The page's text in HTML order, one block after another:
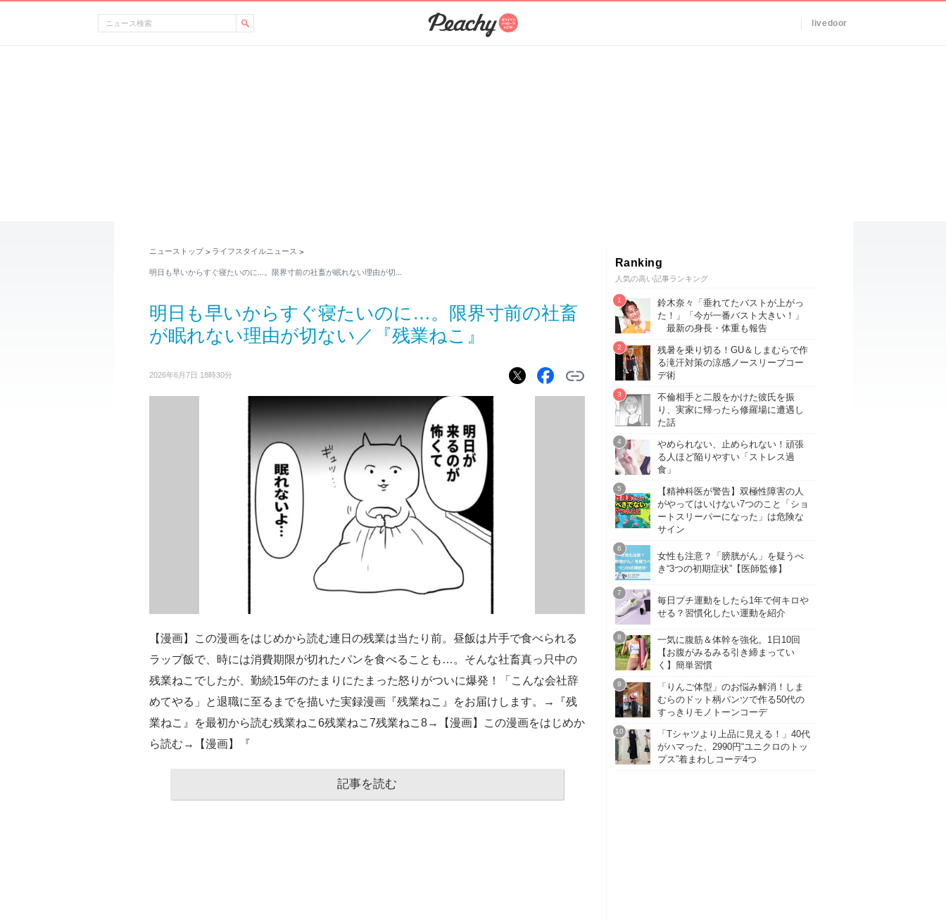
livedoor
ニューストップ > ライフスタイルニュース >
明日も早いからすぐ寝たいのに…。限界寸前の社畜が眠れない理由が切…
明日も早いからすぐ寝たいのに…。限界寸前の社畜
が眠れない理由が切ない／『残業ねこ』
2026年6月7日 18時30分
【漫画】この漫画をはじめから読む連日の残業は当たり前。昼飯は片手で食べられる
ラップ飯で、時には消費期限が切れたパンを食べることも…。そんな社畜真っ只中の
残業ねこでしたが、勤続15年のたまりにたまった怒りがついに爆発！「こんな会社辞
めてやる」と退職に至るまでを描いた実録漫画『残業ねこ』をお届けします。→『残
業ねこ』を最初から読む残業ねこ6残業ねこ7残業ねこ8→【漫画】この漫画をはじめか
ら読む→【漫画】『
記事を読む
Ranking
人気の高い記事ランキング
鈴木奈々「垂れてたバストが上がっ
た！」「今が一番バスト大きい！」
最新の身長・体重も報告
残暑を乗り切る！GU＆しまむらで作
る滝汗対策の涼感ノースリーブコー
デ術
不倫相手と二股をかけた彼氏を振
り、実家に帰ったら修羅場に遭遇し
た話
やめられない、止められない！頑張
る人ほど陥りやすい「ストレス過
食」
【精神科医が警告】双極性障害の人
がやってはいけない7つのこと「ショ
ートスリーパーになった」は危険な
サイン
女性も注意？「膀胱がん」を疑うべ
き“3つの初期症状”【医師監修】
毎日プチ運動をしたら1年で何キロや
せる？習慣化したい運動を紹介
一気に腹筋＆体幹を強化。1日10回
【お腹がみるみる引き締まってい
く】簡単習慣
「りんご体型」のお悩み解消！しま
むらのドット柄パンツで作る50代の
すっきりモノトーンコーデ
「Tシャツより上品に見える！」40代
がハマった、2990円“ユニクロのトッ
プス”着まわしコーデ4つ